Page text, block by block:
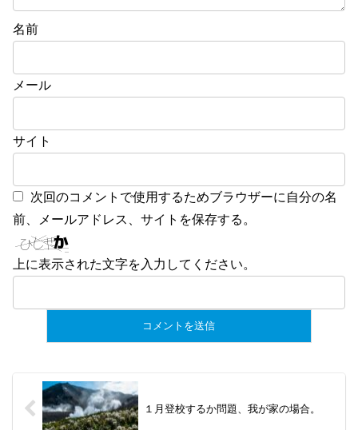
名前
メール
サイト
次回のコメントで使用するためブラウザーに自分の名
前、メールアドレス、サイトを保存する。
上に表示された文字を入力してください。
１月登校するか問題、我が家の場合。